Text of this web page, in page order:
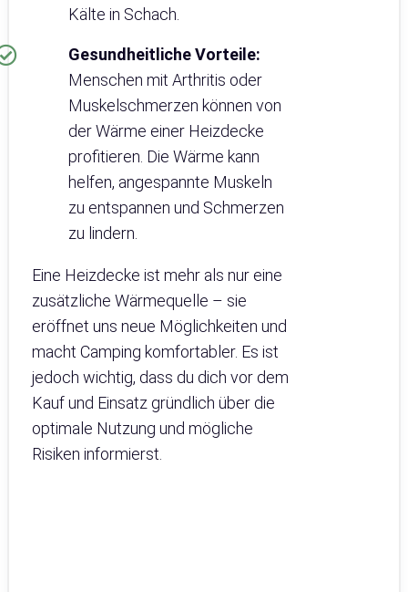
Kälte in Schach.
Gesundheitliche Vorteile:
Menschen mit Arthritis oder
Muskelschmerzen können von
der Wärme einer Heizdecke
profitieren. Die Wärme kann
helfen, angespannte Muskeln
zu entspannen und Schmerzen
zu lindern.
Eine Heizdecke ist mehr als nur eine
zusätzliche Wärmequelle – sie
eröffnet uns neue Möglichkeiten und
macht Camping komfortabler. Es ist
jedoch wichtig, dass du dich vor dem
Kauf und Einsatz gründlich über die
optimale Nutzung und mögliche
Risiken informierst.